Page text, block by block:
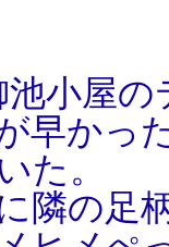
小屋の
早かっ
た。
隣の足